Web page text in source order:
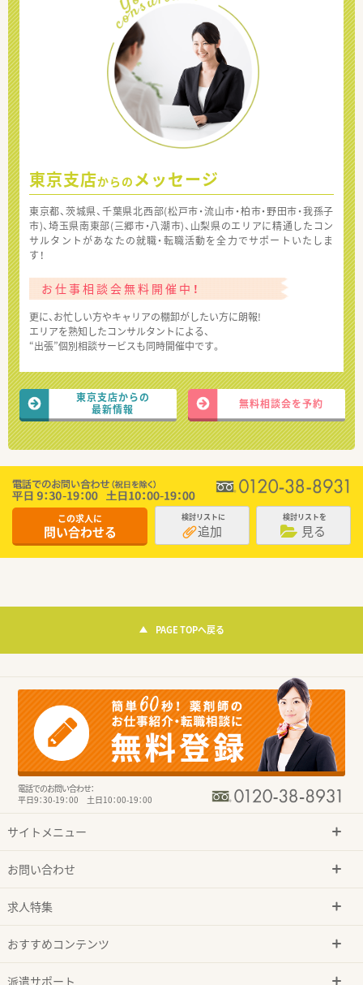
東京支店からの メッセージ
東京都、茨城県、千葉県北西部(松戸市・流山市・柏市・野田市・我孫子
市)、埼玉県南東部(三郷市・八潮市)、山梨県のエリアに精通したコン
サルタントがあなたの就職・転職活動を全力でサポートいたしま
す！
お仕事相談会無料開催中！
更に、お忙しい方やキャリアの棚卸がしたい方に朗報!
エリアを熟知したコンサルタントによる、
“出張”個別相談サービスも同時開催中です。
東京支店からの
最新情報
無料相談会を予約
この求人に
問い合わせる
検討リストに
追加
検討リストを
見る
PAGE TOPへ戻る
電話でのお問い合わせ：
平日9：30-19：00 土日10：00-19：00
サイトメニュー
お問い合わせ
求人特集
おすすめコンテンツ
派遣サポート